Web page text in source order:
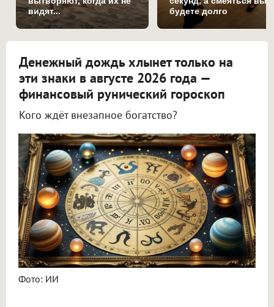
видят...
будете долго
Денежный дождь хлынет только на
эти знаки в августе 2026 года —
финансовый рунический гороскоп
Кого ждёт внезапное богатство?
Фото: ИИ